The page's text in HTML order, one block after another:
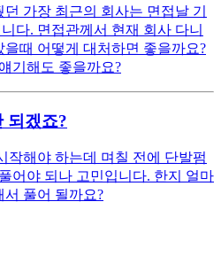
가장 최근의 회사는 면접날 기
다. 면접관께서 현재 회사 다니
을때 어떻게 대처하면 좋을까요?
기해도 좋을까요?
되겠죠?
작해야 하는데 며칠 전에 단발펌
어야 되나 고민입니다. 한지 얼마
서 풀어 될까요?